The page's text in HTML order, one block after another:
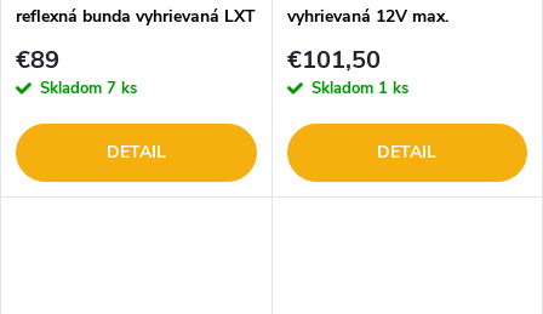
reflexná bunda vyhrievaná LXT
€89
Skladom 7 ks
DETAIL
vyhrievaná 12V max.
€101,50
Skladom 1 ks
DETAIL